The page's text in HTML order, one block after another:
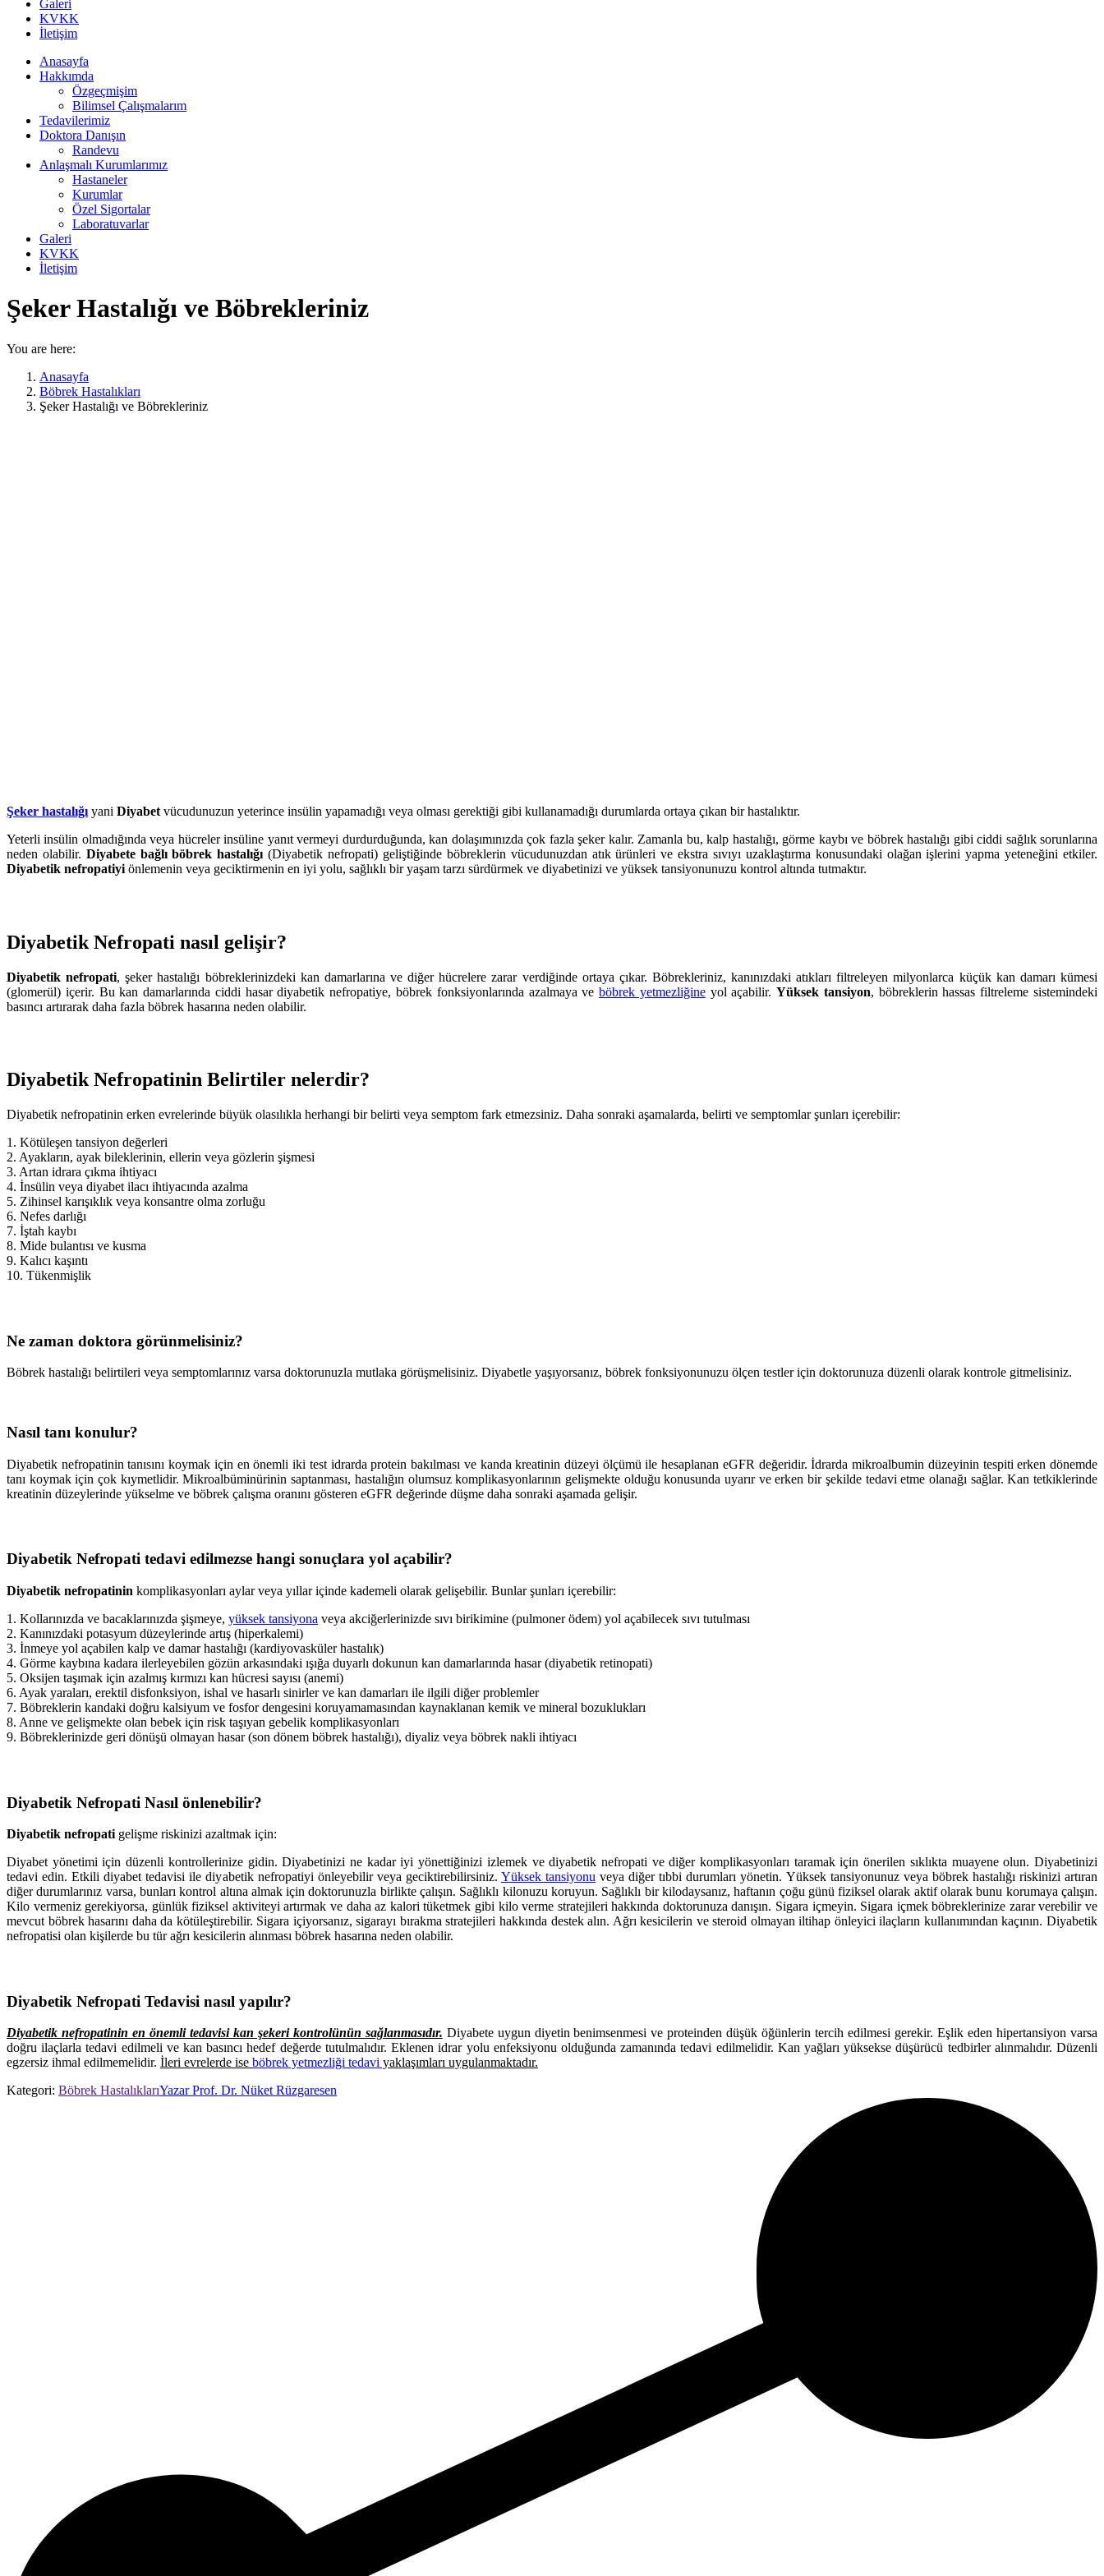
Galeri
KVKK
İletişim
Anasayfa
Hakkımda
Özgeçmişim
Bilimsel Çalışmalarım
Tedavilerimiz
Doktora Danışın
Randevu
Anlaşmalı Kurumlarımız
Hastaneler
Kurumlar
Özel Sigortalar
Laboratuvarlar
Galeri
KVKK
İletişim
Şeker Hastalığı ve Böbrekleriniz
You are here:
Anasayfa
Böbrek Hastalıkları
Şeker Hastalığı ve Böbrekleriniz
Şeker hastalığı yani Diyabet vücudunuzun yeterince insülin yapamadığı veya olması gerektiği gibi kullanamadığı durumlarda ortaya çıkan bir hastalıktır.
Yeterli insülin olmadığında veya hücreler insüline yanıt vermeyi durdurduğunda, kan dolaşımınızda çok fazla şeker kalır. Zamanla bu, kalp hastalığı, görme kaybı ve böbrek hastalığı gibi ciddi sağlık sorunlarına
neden olabilir. Diyabete bağlı böbrek hastalığı (Diyabetik nefropati) geliştiğinde böbreklerin vücudunuzdan atık ürünleri ve ekstra sıvıyı uzaklaştırma konusundaki olağan işlerini yapma yeteneğini etkiler.
Diyabetik nefropatiyi önlemenin veya geciktirmenin en iyi yolu, sağlıklı bir yaşam tarzı sürdürmek ve diyabetinizi ve yüksek tansiyonunuzu kontrol altında tutmaktır.
Diyabetik Nefropati nasıl gelişir?
Diyabetik nefropati, şeker hastalığı böbreklerinizdeki kan damarlarına ve diğer hücrelere zarar verdiğinde ortaya çıkar. Böbrekleriniz, kanınızdaki atıkları filtreleyen milyonlarca küçük kan damarı kümesi
(glomerül) içerir. Bu kan damarlarında ciddi hasar diyabetik nefropatiye, böbrek fonksiyonlarında azalmaya veböbrek yetmezliğineyol açabilir.Yüksek tansiyon, böbreklerin hassas filtreleme sistemindeki
basıncı artırarak daha fazla böbrek hasarına neden olabilir.
Diyabetik Nefropatinin Belirtiler nelerdir?
Diyabetik nefropatinin erken evrelerinde büyük olasılıkla herhangi bir belirti veya semptom fark etmezsiniz. Daha sonraki aşamalarda, belirti ve semptomlar şunları içerebilir:
1. Kötüleşen tansiyon değerleri
2. Ayakların, ayak bileklerinin, ellerin veya gözlerin şişmesi
3. Artan idrara çıkma ihtiyacı
4. İnsülin veya diyabet ilacı ihtiyacında azalma
5. Zihinsel karışıklık veya konsantre olma zorluğu
6. Nefes darlığı
7. İştah kaybı
8. Mide bulantısı ve kusma
9. Kalıcı kaşıntı
10. Tükenmişlik
Ne zaman doktora görünmelisiniz?
Böbrek hastalığı belirtileri veya semptomlarınız varsa doktorunuzla mutlaka görüşmelisiniz. Diyabetle yaşıyorsanız, böbrek fonksiyonunuzu ölçen testler için doktorunuza düzenli olarak kontrole gitmelisiniz.
Nasıl tanı konulur?
Diyabetik nefropatinin tanısını koymak için en önemli iki test idrarda protein bakılması ve kanda kreatinin düzeyi ölçümü ile hesaplanan eGFR değeridir. İdrarda mikroalbumin düzeyinin tespiti erken dönemde
tanı koymak için çok kıymetlidir. Mikroalbüminürinin saptanması, hastalığın olumsuz komplikasyonlarının gelişmekte olduğu konusunda uyarır ve erken bir şekilde tedavi etme olanağı sağlar. Kan tetkiklerinde
kreatinin düzeylerinde yükselme ve böbrek çalışma oranını gösteren eGFR değerinde düşme daha sonraki aşamada gelişir.
Diyabetik Nefropati tedavi edilmezse hangi sonuçlara yol açabilir?
Diyabetik nefropatinin komplikasyonları aylar veya yıllar içinde kademeli olarak gelişebilir. Bunlar şunları içerebilir:
1. Kollarınızda ve bacaklarınızda şişmeye, yüksek tansiyona veya akciğerlerinizde sıvı birikimine (pulmoner ödem) yol açabilecek sıvı tutulması
2. Kanınızdaki potasyum düzeylerinde artış (hiperkalemi)
3. İnmeye yol açabilen kalp ve damar hastalığı (kardiyovasküler hastalık)
4. Görme kaybına kadara ilerleyebilen gözün arkasındaki ışığa duyarlı dokunun kan damarlarında hasar (diyabetik retinopati)
5. Oksijen taşımak için azalmış kırmızı kan hücresi sayısı (anemi)
6. Ayak yaraları, erektil disfonksiyon, ishal ve hasarlı sinirler ve kan damarları ile ilgili diğer problemler
7. Böbreklerin kandaki doğru kalsiyum ve fosfor dengesini koruyamamasından kaynaklanan kemik ve mineral bozuklukları
8. Anne ve gelişmekte olan bebek için risk taşıyan gebelik komplikasyonları
9. Böbreklerinizde geri dönüşü olmayan hasar (son dönem böbrek hastalığı), diyaliz veya böbrek nakli ihtiyacı
Diyabetik Nefropati Nasıl önlenebilir?
Diyabetik nefropati gelişme riskinizi azaltmak için:
Diyabet yönetimi için düzenli kontrollerinize gidin. Diyabetinizi ne kadar iyi yönettiğinizi izlemek ve diyabetik nefropati ve diğer komplikasyonları taramak için önerilen sıklıkta muayene olun. Diyabetinizi
tedavi edin. Etkili diyabet tedavisi ile diyabetik nefropatiyi önleyebilir veya geciktirebilirsiniz. Yüksek tansiyonu veya diğer tıbbi durumları yönetin. Yüksek tansiyonunuz veya böbrek hastalığı riskinizi artıran
diğer durumlarınız varsa, bunları kontrol altına almak için doktorunuzla birlikte çalışın. Sağlıklı kilonuzu koruyun. Sağlıklı bir kilodaysanız, haftanın çoğu günü fiziksel olarak aktif olarak bunu korumaya çalışın.
Kilo vermeniz gerekiyorsa, günlük fiziksel aktiviteyi artırmak ve daha az kalori tüketmek gibi kilo verme stratejileri hakkında doktorunuza danışın. Sigara içmeyin. Sigara içmek böbreklerinize zarar verebilir ve
mevcut böbrek hasarını daha da kötüleştirebilir. Sigara içiyorsanız, sigarayı bırakma stratejileri hakkında destek alın. Ağrı kesicilerin ve steroid olmayan iltihap önleyici ilaçların kullanımından kaçının. Diyabetik
nefropatisi olan kişilerde bu tür ağrı kesicilerin alınması böbrek hasarına neden olabilir.
Diyabetik Nefropati Tedavisi nasıl yapılır?
Diyabetik nefropatinin en önemli tedavisi kan şekeri kontrolünün sağlanmasıdır. Diyabete uygun diyetin benimsenmesi ve proteinden düşük öğünlerin tercih edilmesi gerekir. Eşlik eden hipertansiyon varsa
doğru ilaçlarla tedavi edilmeli ve kan basıncı hedef değerde tutulmalıdır. Eklenen idrar yolu enfeksiyonu olduğunda zamanında tedavi edilmelidir. Kan yağları yüksekse düşürücü tedbirler alınmalıdır. Düzenli
egzersiz ihmal edilmemelidir. İleri evrelerde ise böbrek yetmezliği tedavi yaklaşımları uygulanmaktadır.
Kategori: Böbrek HastalıklarıYazarProf. Dr. Nüket Rüzgaresen